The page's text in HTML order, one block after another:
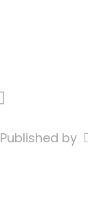
Published by